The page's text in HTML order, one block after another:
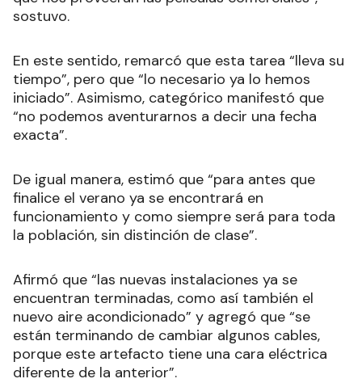
sostuvo.
En este sentido, remarcó que esta tarea “lleva su
tiempo”, pero que “lo necesario ya lo hemos
iniciado”. Asimismo, categórico manifestó que
“no podemos aventurarnos a decir una fecha
exacta”.
De igual manera, estimó que “para antes que
finalice el verano ya se encontrará en
funcionamiento y como siempre será para toda
la población, sin distinción de clase”.
Afirmó que “las nuevas instalaciones ya se
encuentran terminadas, como así también el
nuevo aire acondicionado” y agregó que “se
están terminando de cambiar algunos cables,
porque este artefacto tiene una cara eléctrica
diferente de la anterior”.